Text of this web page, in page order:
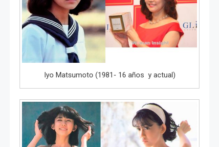
Iyo Matsumoto (1981- 16 años y actual)